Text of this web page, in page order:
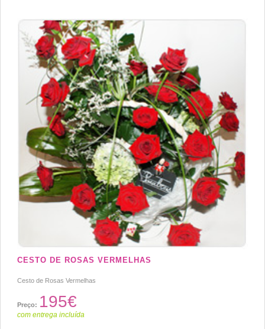
CESTO DE ROSAS VERMELHAS
Cesto de Rosas Vermelhas
Preço: 195€
com entrega incluída